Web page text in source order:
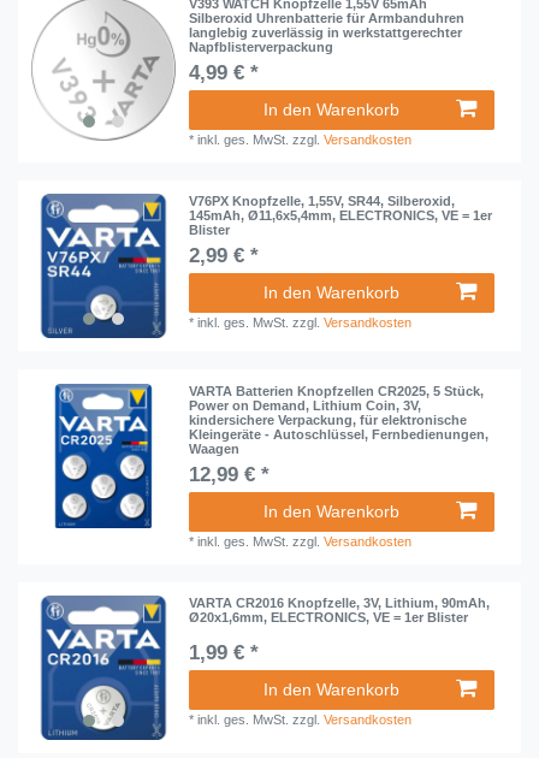
V393 WATCH Knopfzelle 1,55V 65mAh
Silberoxid Uhrenbatterie für Armbanduhren
langlebig zuverlässig in werkstattgerechter
Napfblisterverpackung
4,99 € *
In den Warenkorb
*inkl. ges. MwSt. zzgl.Versandkosten
V76PX Knopfzelle, 1,55V, SR44, Silberoxid,
145mAh, Ø11,6x5,4mm, ELECTRONICS, VE = 1er
Blister
2,99 € *
In den Warenkorb
*inkl. ges. MwSt. zzgl.Versandkosten
VARTA Batterien Knopfzellen CR2025, 5 Stück,
Power on Demand, Lithium Coin, 3V,
kindersichere Verpackung, für elektronische
Kleingeräte - Autoschlüssel, Fernbedienungen,
Waagen
12,99 € *
In den Warenkorb
*inkl. ges. MwSt. zzgl.Versandkosten
VARTA CR2016 Knopfzelle, 3V, Lithium, 90mAh,
Ø20x1,6mm, ELECTRONICS, VE = 1er Blister
1,99 € *
In den Warenkorb
*inkl. ges. MwSt. zzgl.Versandkosten